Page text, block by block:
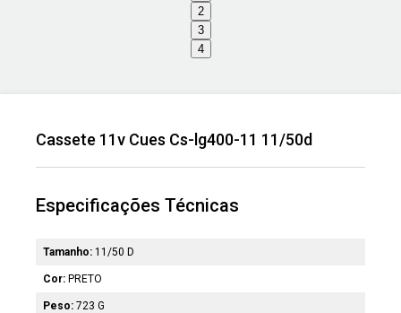
2
3
4
Cassete 11v Cues Cs-lg400-11 11/50d
Especificações Técnicas
Tamanho: 11/50 D
Cor: PRETO
Peso: 723 G